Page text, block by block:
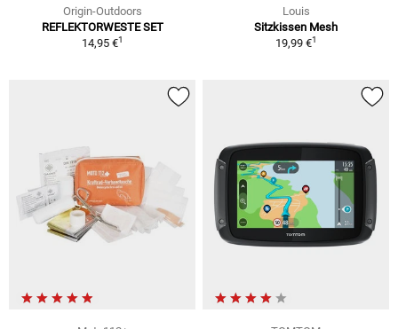
Origin-Outdoors
REFLEKTORWESTE SET
14,95 €1
Louis
Sitzkissen Mesh
19,99 €1